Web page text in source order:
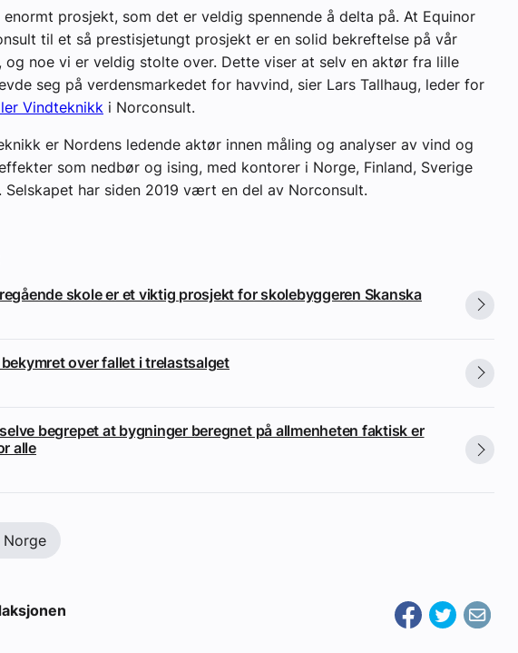
prosjekt, som det er veldig spennende å delta på. At Equinor
til et så prestisjetungt prosjekt er en solid bekreftelse på vår
og noe vi er veldig stolte over. Dette viser at selv en aktør fra lille
seg på verdensmarkedet for havvind, sier Lars Tallhaug, leder for
Vindteknikk i Norconsult.
er Nordens ledende aktør innen måling og analyser av vind og
som nedbør og ising, med kontorer i Norge, Finland, Sverige
Selskapet har siden 2019 vært en del av Norconsult.
skole er et viktig prosjekt for skolebyggeren Skanska
over fallet i trelastsalget
begrepet at bygninger beregnet på allmenheten faktisk er
alle